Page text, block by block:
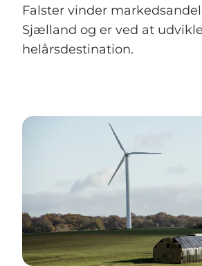
Falster vinder
Sjælland og er ved at
helårsdestination.